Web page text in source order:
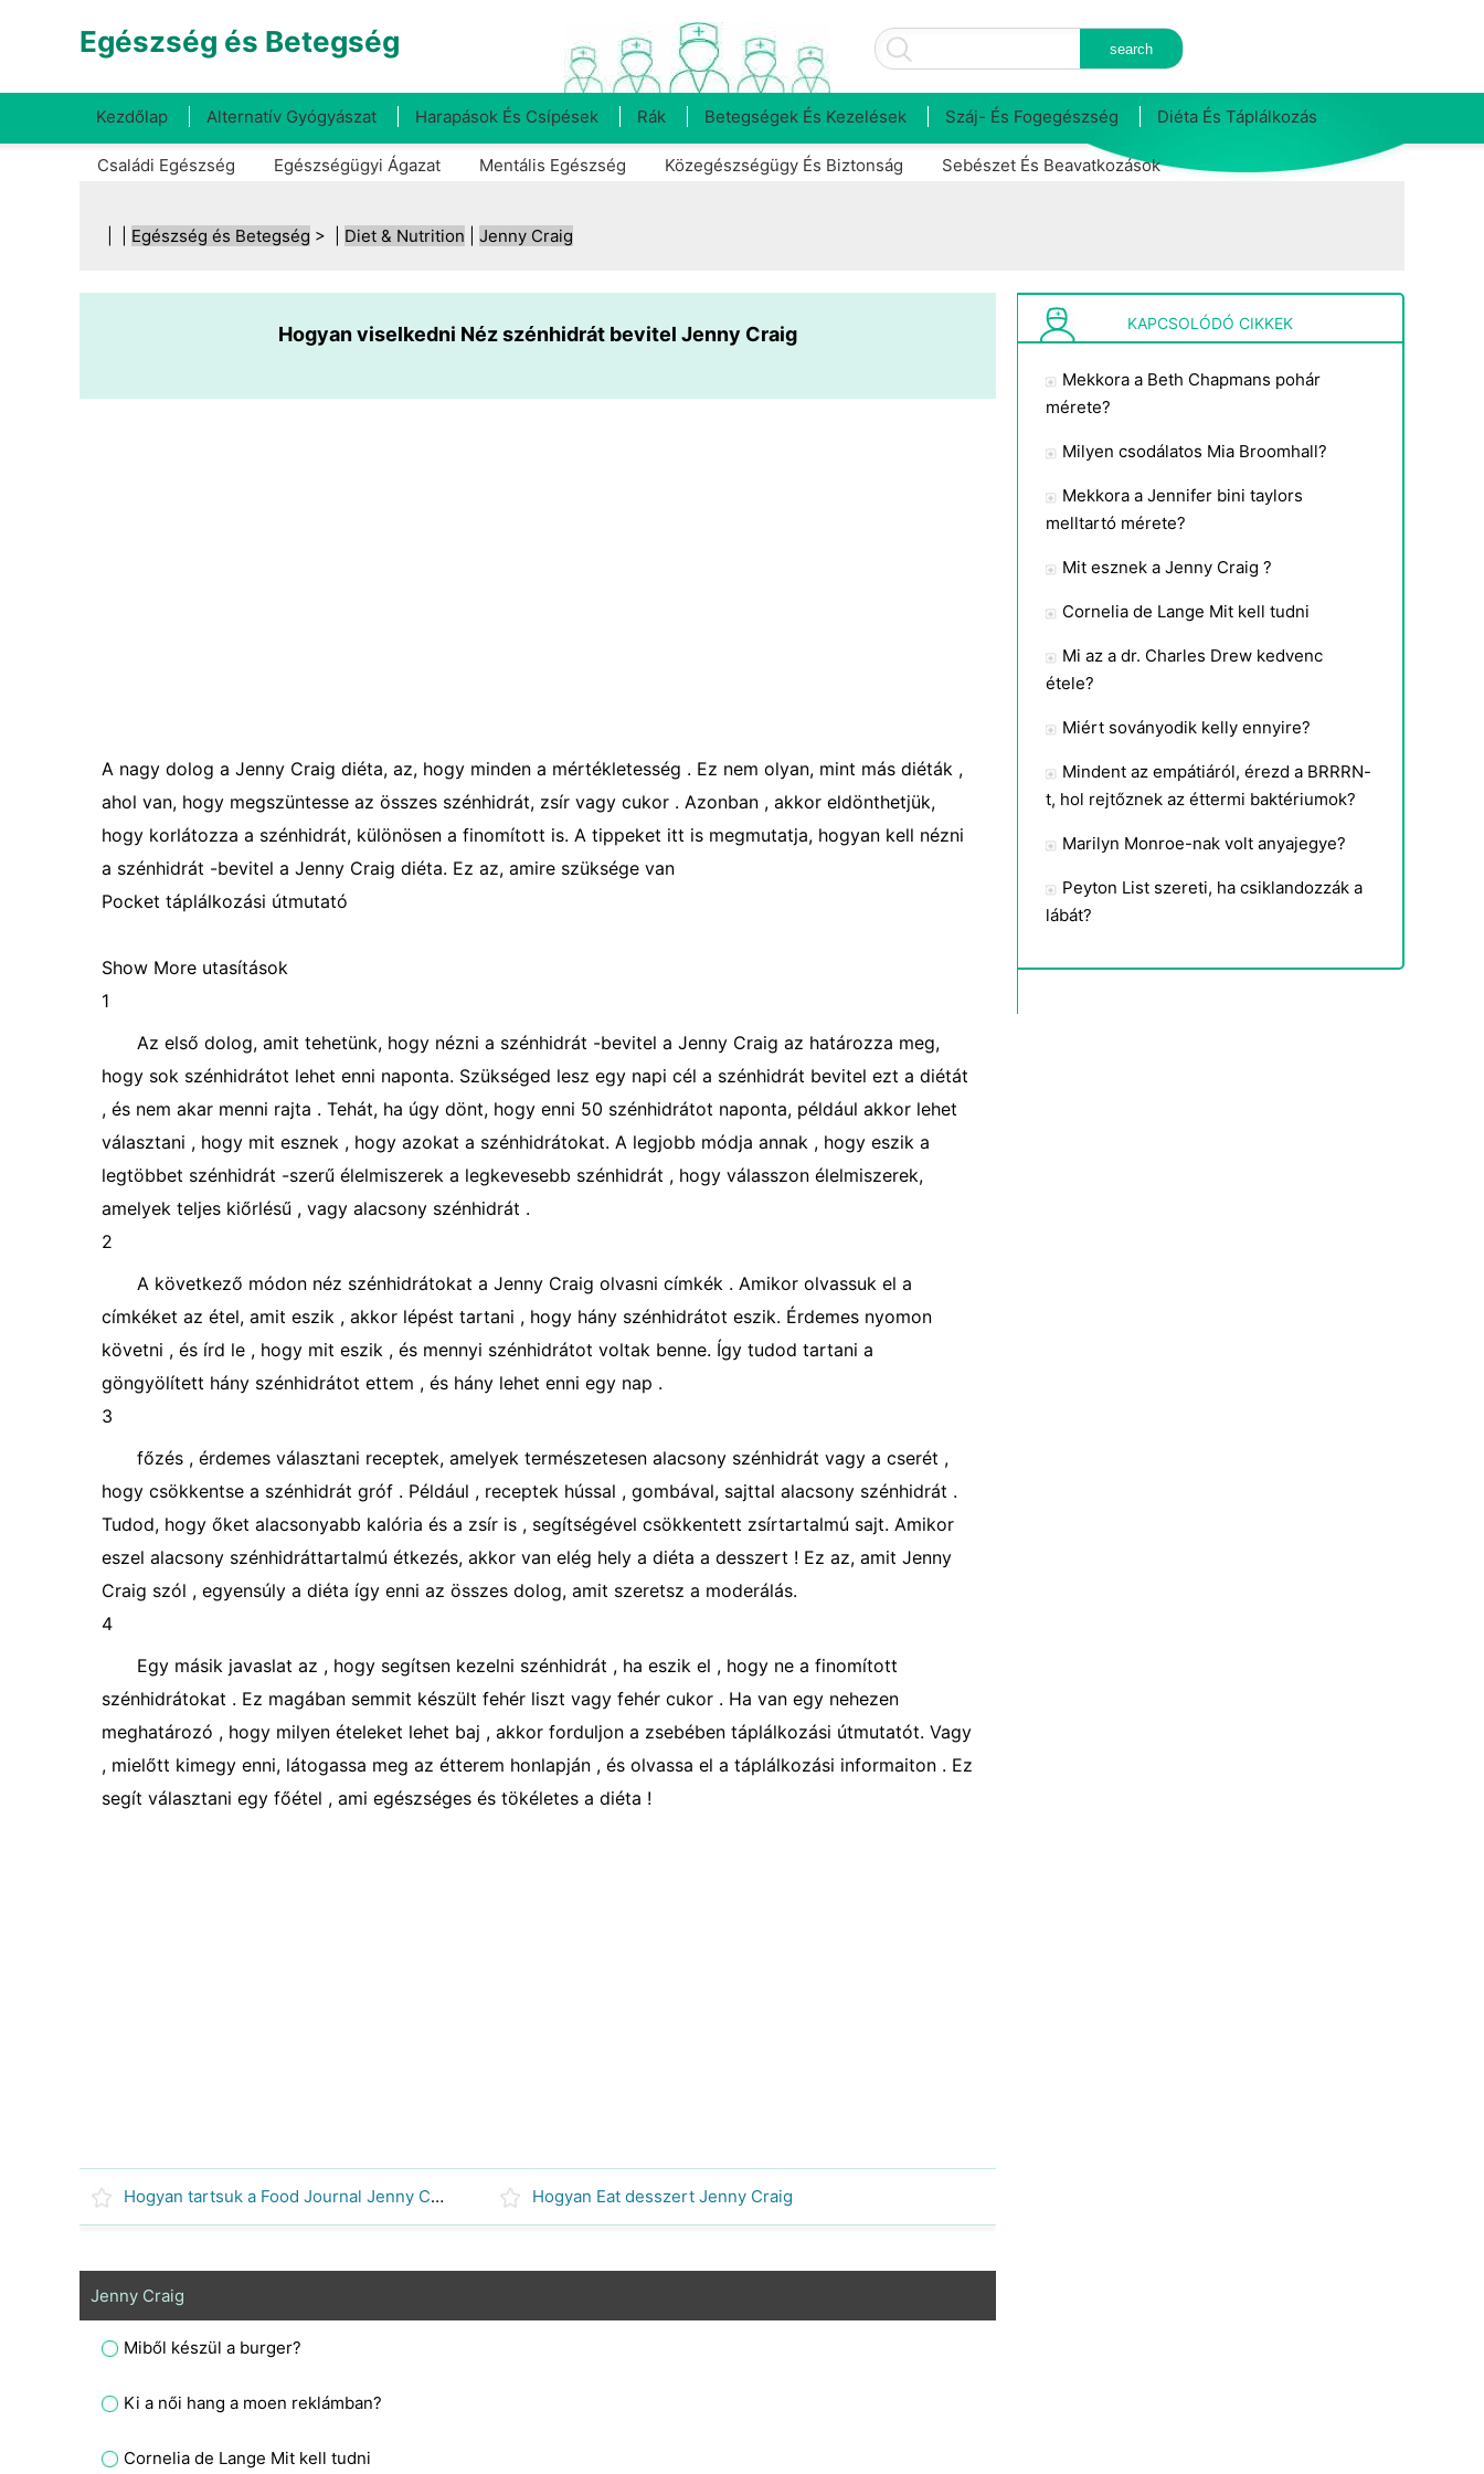
Egészség és Betegség
Kezdőlap Alternatív Gyógyászat Harapások És Csípések Rák Betegségek És Kezelések Száj- És Fogegészség Diéta És Táplálkozás
Családi Egészség Egészségügyi Ágazat Mentális Egészség Közegészségügy És Biztonság Sebészet És Beavatkozások
Egészség és Betegség > | Diet & Nutrition Jenny Craig
Hogyan viselkedni Néz szénhidrát bevitel Jenny Craig
A nagy dolog a Jenny Craig diéta, az, hogy minden a mértékletesség . Ez nem olyan, mint más diéták ,
ahol van, hogy megszüntesse az összes szénhidrát, zsír vagy cukor . Azonban , akkor eldönthetjük,
hogy korlátozza a szénhidrát, különösen a finomított is. A tippeket itt is megmutatja, hogyan kell nézni
a szénhidrát -bevitel a Jenny Craig diéta. Ez az, amire szüksége van
Pocket táplálkozási útmutató
Show More utasítások
1
Az első dolog, amit tehetünk, hogy nézni a szénhidrát -bevitel a Jenny Craig az határozza meg,
hogy sok szénhidrátot lehet enni naponta. Szükséged lesz egy napi cél a szénhidrát bevitel ezt a diétát
, és nem akar menni rajta . Tehát, ha úgy dönt, hogy enni 50 szénhidrátot naponta, például akkor lehet
választani , hogy mit esznek , hogy azokat a szénhidrátokat. A legjobb módja annak , hogy eszik a
legtöbbet szénhidrát -szerű élelmiszerek a legkevesebb szénhidrát , hogy válasszon élelmiszerek,
amelyek teljes kiőrlésű , vagy alacsony szénhidrát .
2
A következő módon néz szénhidrátokat a Jenny Craig olvasni címkék . Amikor olvassuk el a
címkéket az étel, amit eszik , akkor lépést tartani , hogy hány szénhidrátot eszik. Érdemes nyomon
követni , és írd le , hogy mit eszik , és mennyi szénhidrátot voltak benne. Így tudod tartani a
göngyölített hány szénhidrátot ettem , és hány lehet enni egy nap .
3
főzés , érdemes választani receptek, amelyek természetesen alacsony szénhidrát vagy a cserét ,
hogy csökkentse a szénhidrát gróf . Például , receptek hússal , gombával, sajttal alacsony szénhidrát .
Tudod, hogy őket alacsonyabb kalória és a zsír is , segítségével csökkentett zsírtartalmú sajt. Amikor
eszel alacsony szénhidráttartalmú étkezés, akkor van elég hely a diéta a desszert ! Ez az, amit Jenny
Craig szól , egyensúly a diéta így enni az összes dolog, amit szeretsz a moderálás.
4
Egy másik javaslat az , hogy segítsen kezelni szénhidrát , ha eszik el , hogy ne a finomított
szénhidrátokat . Ez magában semmit készült fehér liszt vagy fehér cukor . Ha van egy nehezen
meghatározó , hogy milyen ételeket lehet baj , akkor forduljon a zsebében táplálkozási útmutatót. Vagy
, mielőtt kimegy enni, látogassa meg az étterem honlapján , és olvassa el a táplálkozási informaiton . Ez
segít választani egy főétel , ami egészséges és tökéletes a diéta !
Hogyan tartsuk a Food Journal Jenny Craig Hogyan Eat desszert Jenny Craig
Jenny Craig
Miből készül a burger?
Ki a női hang a moen reklámban?
Cornelia de Lange Mit kell tudni
KAPCSOLÓDÓ CIKKEK
Mekkora a Beth Chapmans pohár
mérete?
Milyen csodálatos Mia Broomhall?
Mekkora a Jennifer bini taylors
melltartó mérete?
Mit esznek a Jenny Craig ?
Cornelia de Lange Mit kell tudni
Mi az a dr. Charles Drew kedvenc
étele?
Miért soványodik kelly ennyire?
Mindent az empátiáról, érezd a BRRRN-
t, hol rejtőznek az éttermi baktériumok?
Marilyn Monroe-nak volt anyajegye?
Peyton List szereti, ha csiklandozzák a
lábát?